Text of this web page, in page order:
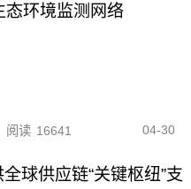
态环境监测网络
阅读 16641 04-30
球供应链“关键枢纽”支